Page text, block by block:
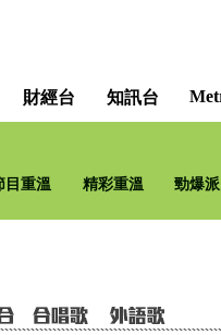
財經台 知訊台
目重溫 精彩重溫 勁爆